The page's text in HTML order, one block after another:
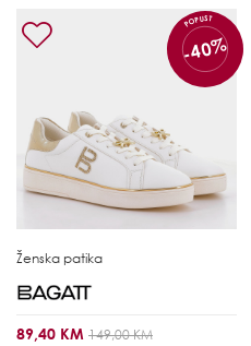
POPUST
-40%
Ženska patika
89,40 KM 149,00 KM